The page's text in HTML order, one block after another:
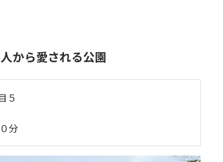
から愛される公園
５
分